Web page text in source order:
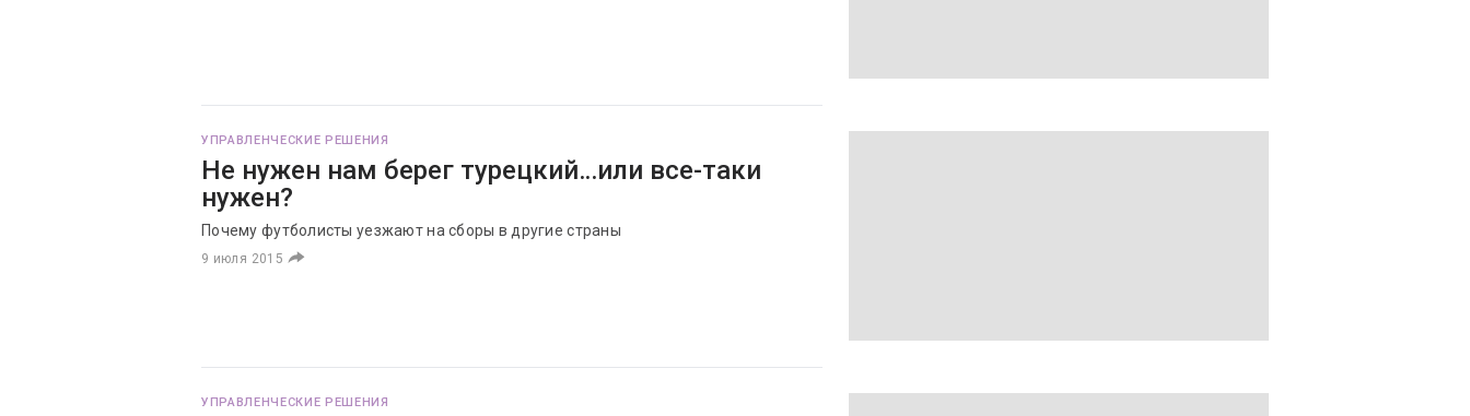
УПРАВЛЕНЧЕСКИЕ РЕШЕНИЯ
Не нужен нам берег турецкий…или все-таки
нужен?
Почему футболисты уезжают на сборы в другие страны
9 июля 2015
УПРАВЛЕНЧЕСКИЕ РЕШЕНИЯ